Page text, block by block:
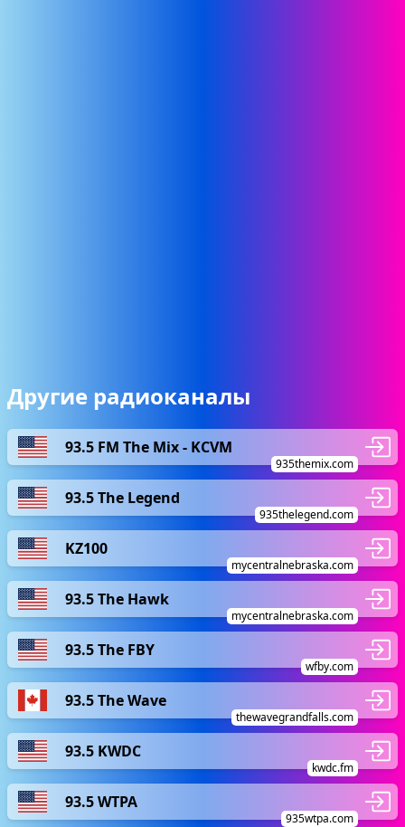
Другие радиоканалы
93.5 FM The Mix - KCVM
935themix.com
93.5 The Legend
935thelegend.com
KZ100
mycentralnebraska.com
93.5 The Hawk
mycentralnebraska.com
93.5 The FBY
wfby.com
93.5 The Wave
thewavegrandfalls.com
93.5 KWDC
kwdc.fm
93.5 WTPA
935wtpa.com